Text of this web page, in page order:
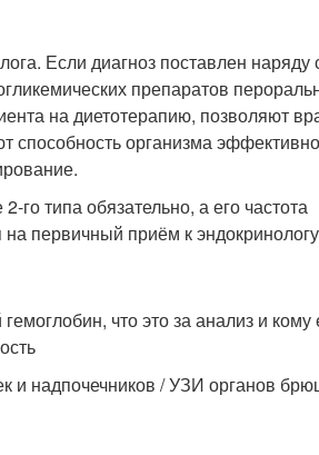
Если диагноз поставлен наряду
препаратов
на диетотерапию, позволяют
способность организма эффективно
типа обязательно, а его частота
на первичный приём к
что это за анализ и кому
и надпочечников / УЗИ органов